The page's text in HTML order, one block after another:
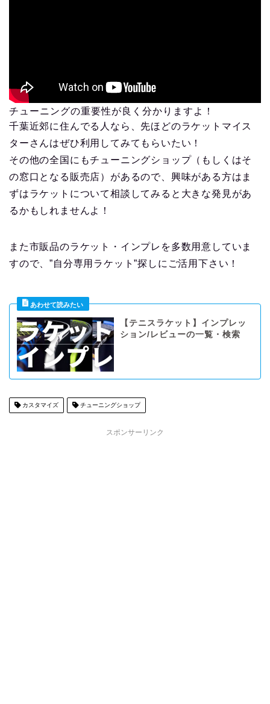
チューニングの重要性が良く分かりますよ！
千葉近郊に住んでる人なら、先ほどのラケットマイス
ターさんはぜひ利用してみてもらいたい！
その他の全国にもチューニングショップ（もしくはそ
の窓口となる販売店）があるので、興味がある方はま
ずはラケットについて相談してみると大きな発見があ
るかもしれませんよ！
また市販品のラケット・インプレを多数用意していま
すので、”自分専用ラケット”探しにご活用下さい！
【テニスラケット】インプレッ
ション/レビューの一覧・検索
カスタマイズ チューニングショップ
スポンサーリンク